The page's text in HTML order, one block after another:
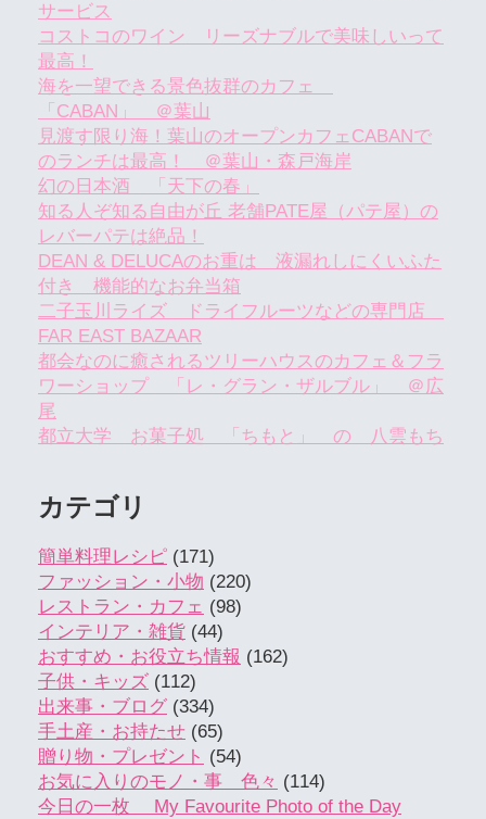
サービス
コストコのワイン リーズナブルで美味しいって
最高！
海を一望できる景色抜群のカフェ
「CABAN」 ＠葉山
見渡す限り海！葉山のオープンカフェCABANで
のランチは最高！ ＠葉山・森戸海岸
幻の日本酒 「天下の春」
知る人ぞ知る自由が丘 老舗PATE屋（パテ屋）の
レバーパテは絶品！
DEAN & DELUCAのお重は 液漏れしにくいふた
付き 機能的なお弁当箱
二子玉川ライズ ドライフルーツなどの専門店
FAR EAST BAZAAR
都会なのに癒されるツリーハウスのカフェ＆フラ
ワーショップ 「レ・グラン・ザルブル」 ＠広
尾
都立大学 お菓子処 「ちもと」 の 八雲もち
カテゴリ
簡単料理レシピ (171)
ファッション・小物 (220)
レストラン・カフェ (98)
インテリア・雑貨 (44)
おすすめ・お役立ち情報 (162)
子供・キッズ (112)
出来事・ブログ (334)
手土産・お持たせ (65)
贈り物・プレゼント (54)
お気に入りのモノ・事 色々 (114)
今日の一枚 My Favourite Photo of the Day